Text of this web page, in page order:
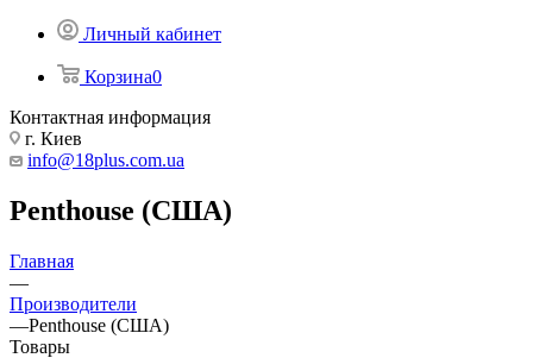
Личный кабинет
Корзина0
Контактная информация
г. Киев
info@18plus.com.ua
Penthouse (США)
Главная
—
Производители
—Penthouse (США)
Товары